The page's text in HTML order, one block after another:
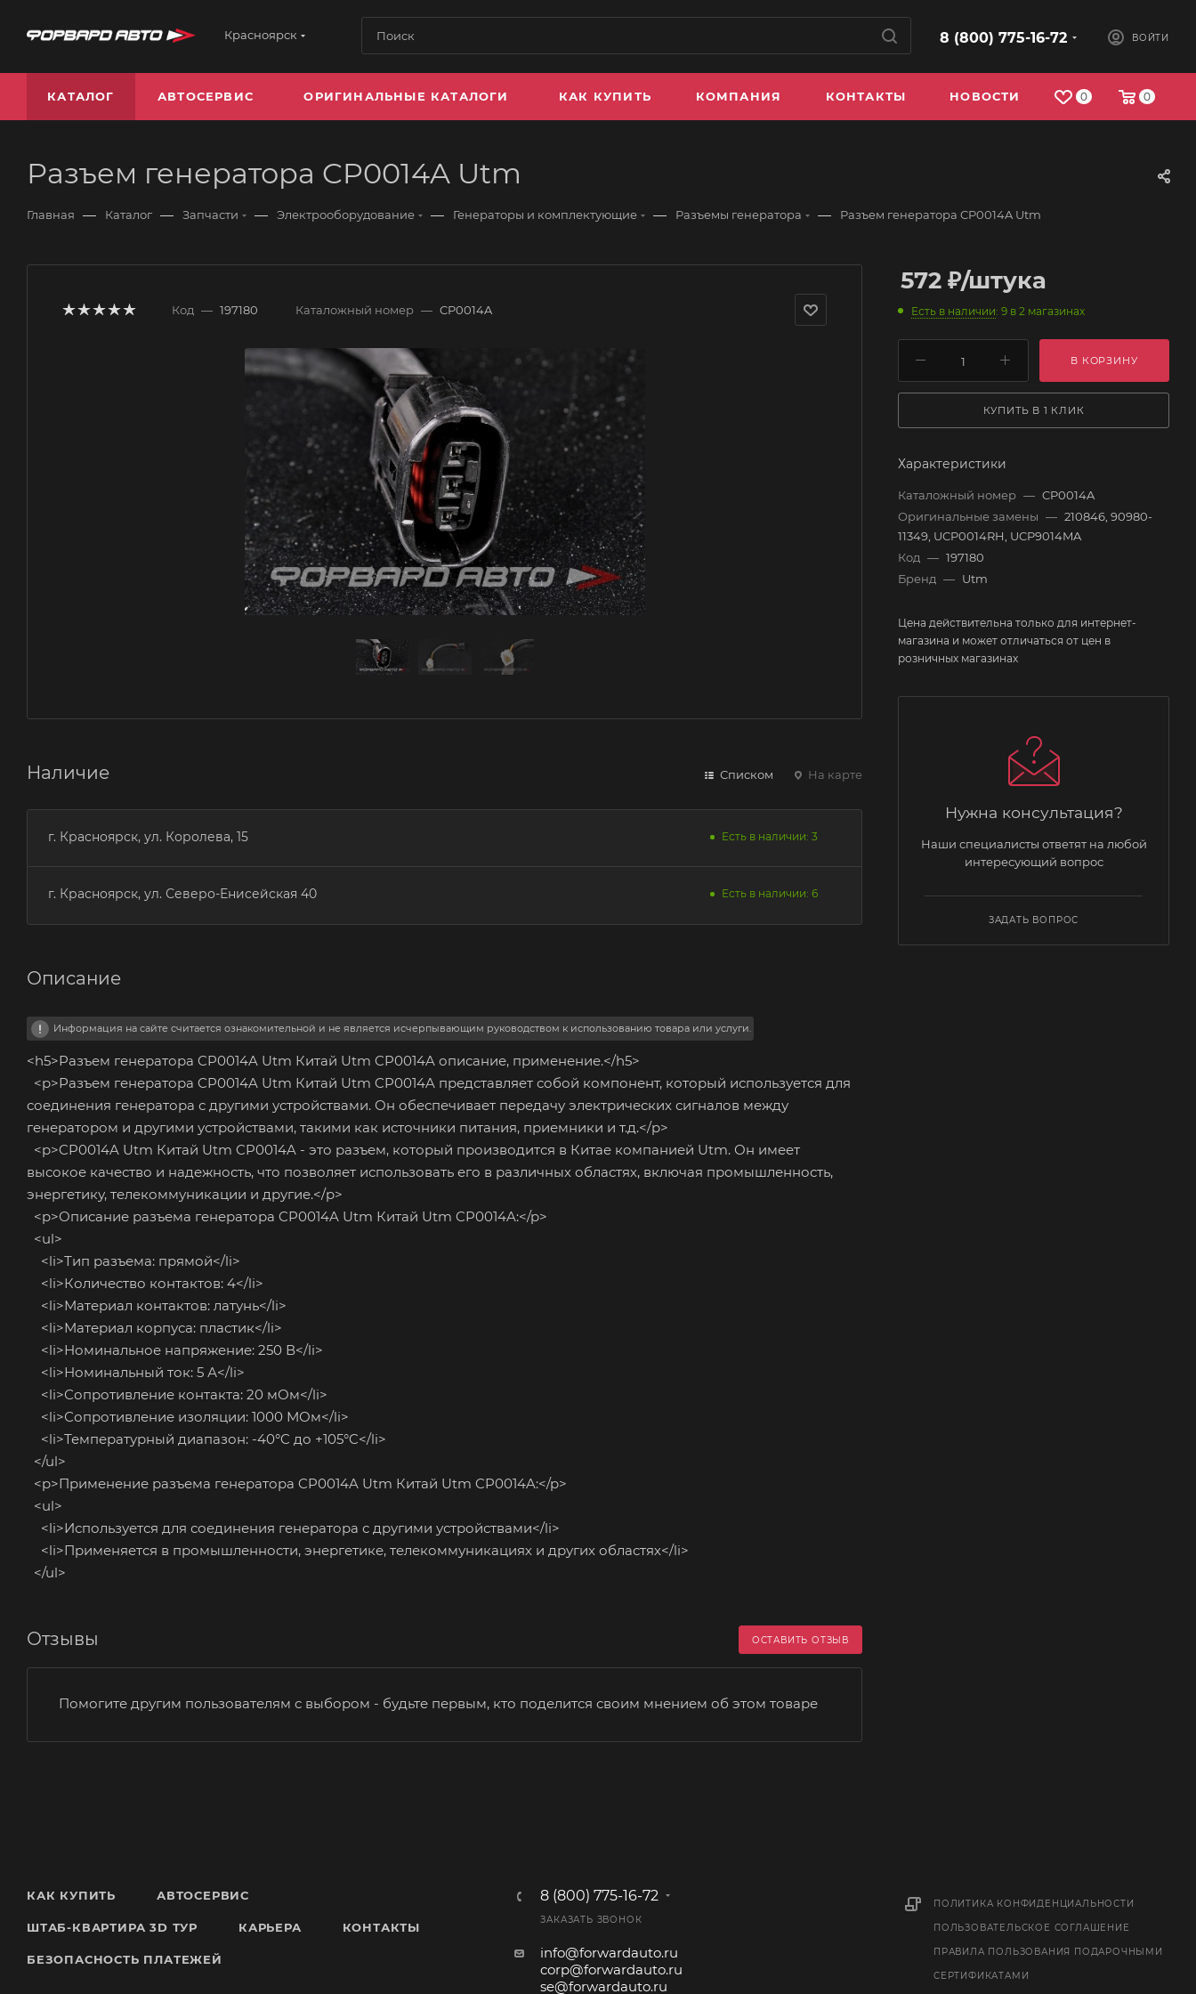
Красноярск 8 (800) 775-16-72 ВОЙТИ
0 0
КАТАЛОГ АВТОСЕРВИС ОРИГИНАЛЬНЫЕ КАТАЛОГИ КАК КУПИТЬ КОМПАНИЯ КОНТАКТЫ НОВОСТИ
Разъем генератора CP0014A Utm
Главная — Каталог — Запчасти — Электрооборудование — Генераторы и комплектующие — Разъемы генератора — Разъем генератора CP0014A Utm
Код — 197180 Каталожный номер — CP0014A
Наличие Списком На карте
г. Красноярск, ул. Королева, 15 Есть в наличии: 3
г. Красноярск, ул. Северо-Енисейская 40 Есть в наличии: 6
Описание
Информация на сайте считается ознакомительной и не является исчерпывающим руководством к использованию товара или услуги.
<h5>Разъем генератора CP0014A Utm Китай Utm CP0014A описание, применение.</h5>
<p>Разъем генератора CP0014A Utm Китай Utm CP0014A представляет собой компонент, который используется для
соединения генератора с другими устройствами. Он обеспечивает передачу электрических сигналов между
генератором и другими устройствами, такими как источники питания, приемники и т.д.</p>
<p>CP0014A Utm Китай Utm CP0014A - это разъем, который производится в Китае компанией Utm. Он имеет
высокое качество и надежность, что позволяет использовать его в различных областях, включая промышленность,
энергетику, телекоммуникации и другие.</p>
<p>Описание разъема генератора CP0014A Utm Китай Utm CP0014A:</p>
<ul>
<li>Тип разъема: прямой</li>
<li>Количество контактов: 4</li>
<li>Материал контактов: латунь</li>
<li>Материал корпуса: пластик</li>
<li>Номинальное напряжение: 250 В</li>
<li>Номинальный ток: 5 А</li>
<li>Сопротивление контакта: 20 мОм</li>
<li>Сопротивление изоляции: 1000 МОм</li>
<li>Температурный диапазон: -40°C до +105°C</li>
</ul>
<p>Применение разъема генератора CP0014A Utm Китай Utm CP0014A:</p>
<ul>
<li>Используется для соединения генератора с другими устройствами</li>
<li>Применяется в промышленности, энергетике, телекоммуникациях и других областях</li>
</ul>
Отзывы ОСТАВИТЬ ОТЗЫВ
Помогите другим пользователям с выбором - будьте первым, кто поделится своим мнением об этом товаре
572 ₽/штука
Есть в наличии: 9 в 2 магазинах
В КОРЗИНУ
КУПИТЬ В 1 КЛИК
Характеристики
Каталожный номер — CP0014A
Оригинальные замены — 210846, 90980-
11349, UCP0014RH, UCP9014MA
Код — 197180
Бренд — Utm
Цена действительна только для интернет-
магазина и может отличаться от цен в
розничных магазинах
Нужна консультация?
Наши специалисты ответят на любой
интересующий вопрос
ЗАДАТЬ ВОПРОС
КАК КУПИТЬ АВТОСЕРВИС
ШТАБ-КВАРТИРА 3D ТУР КАРЬЕРА КОНТАКТЫ
БЕЗОПАСНОСТЬ ПЛАТЕЖЕЙ
8 (800) 775-16-72
ЗАКАЗАТЬ ЗВОНОК
info@forwardauto.ru
corp@forwardauto.ru
se@forwardauto.ru
ПОЛИТИКА КОНФИДЕНЦИАЛЬНОСТИ
ПОЛЬЗОВАТЕЛЬСКОЕ СОГЛАШЕНИЕ
ПРАВИЛА ПОЛЬЗОВАНИЯ ПОДАРОЧНЫМИ
СЕРТИФИКАТАМИ